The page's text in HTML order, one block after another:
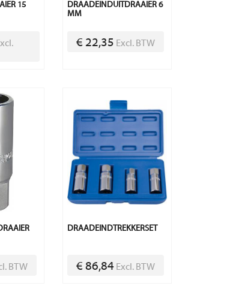
15
DRAADEINDUITDRAAIER 6
MM
€ 22,35 Excl. BTW
BTW
DRAADEINDTREKKERSET
€ 86,84 Excl. BTW